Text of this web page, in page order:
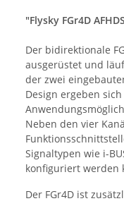
"Flysky FGr4D
Der bidirektionale
ausgerüstet und
der zwei
Design ergeben
Neben den vier
Signaltypen wie i-
konfiguriert werden
Der FGr4D ist